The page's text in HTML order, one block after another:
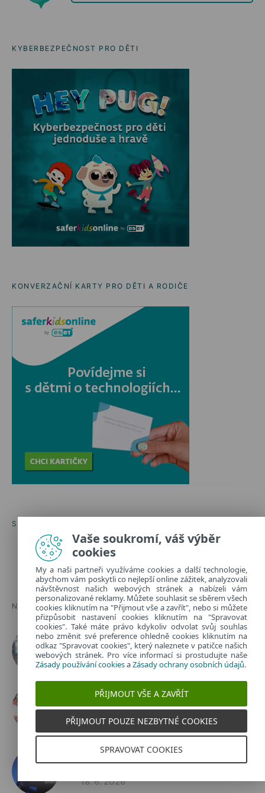
KYBERBEZPEČNOST PRO DĚTI
KONVERZAČNÍ KARTY PRO DĚTI A RODIČE
SOCIÁLNÍ SÍTĚ
NEJČTENĚJŠÍ
Co je bloatware? Rychlý průvodce
zbytečnými aplikacemi
10. 7. 2026
Zákaz mobilů versus naprostá
volnost. Jak dětem nastavit
hranice?
3. 7. 2026
Hacknutý WhatsApp aneb jak
získat zpět ukradený účet?
18. 6. 2026
Vaše soukromí, váš výběr
cookies
My a naši partneři využíváme cookies a další technologie,
abychom vám poskytli co nejlepší online zážitek, analyzovali
návštěvnost našich webových stránek a nabízeli vám
personalizované reklamy. Můžete souhlasit se sběrem všech
cookies kliknutím na "Přijmout vše a zavřít", nebo si můžete
přizpůsobit nastavení cookies kliknutím na "Spravovat
cookies". Také máte právo kdykoliv odvolat svůj souhlas
nebo změnit své preference ohledně cookies kliknutím na
odkaz "Spravovat cookies", který naleznete v patičce našich
webových stránek. Pro více informací si prostudujte naše
Zásady používání cookiesaZásady ochrany osobních údajů.
PŘIJMOUT VŠE A ZAVŘÍT
PŘIJMOUT POUZE NEZBYTNÉ COOKIES
SPRAVOVAT COOKIES